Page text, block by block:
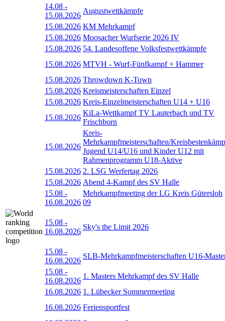
14.08 -
15.08.2026
Augustwettkämpfe
15.08.2026 KM Mehrkampf
15.08.2026 Moosacher Wurfserie 2026 IV
15.08.2026 54. Landesoffene Volksfestwettkämpfe
15.08.2026 MTVH - Wurf-Fünfkampf + Hammer
15.08.2026 Throwdown K-Town
15.08.2026 Kreismeisterschaften Einzel
15.08.2026 Kreis-Einzelmeisterschaften U14 + U16
15.08.2026
KiLa-Wettkampf TV Lauterbach und TV
Frischborn
15.08.2026
Kreis-
Mehrkampfmeisterschaften/
Jugend U14/U16 und Kinder U12 mit
Rahmenprogramm U18-Aktive
15.08.2026 2. LSG Werfertag 2026
15.08.2026 Abend 4-Kampf des SV Halle
15.08 -
16.08.2026
Mehrkampfmeeting der LG Kreis Gütersloh
09
15.08 -
16.08.2026
Sky's the Limit 2026
15.08 -
16.08.2026
SLB-Mehrkampfmeisterschaften U16-
15.08 -
16.08.2026
1. Masters Mehrkampf des SV Halle
16.08.2026 1. Lübecker Sommermeeting
16.08.2026 Feriensportfest